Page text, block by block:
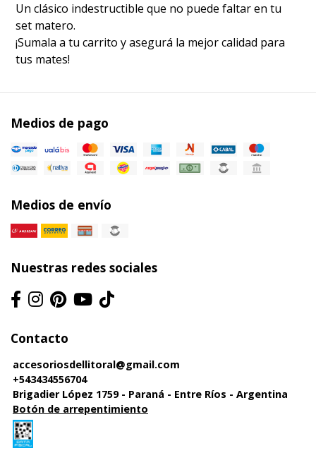
​Un clásico indestructible que no puede faltar en tu
set matero.
​¡Sumala a tu carrito y asegurá la mejor calidad para
tus mates!
Medios de pago
Medios de envío
Nuestras redes sociales
Contacto
accesoriosdellitoral@gmail.com
+543434556704
Brigadier López 1759 - Paraná - Entre Ríos - Argentina
Botón de arrepentimiento